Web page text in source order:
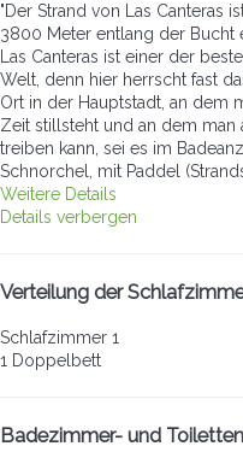
"Der Strand von Las Canteras
3800 Meter entlang der Bucht
Las Canteras ist einer der
Welt, denn hier herrscht fast
Ort in der Hauptstadt, an dem
Zeit stillsteht und an dem
treiben kann, sei es im
Schnorchel, mit Paddel
Weitere Details
Details verbergen
Verteilung der
Schlafzimmer 1
1 Doppelbett
Badezimmer- und